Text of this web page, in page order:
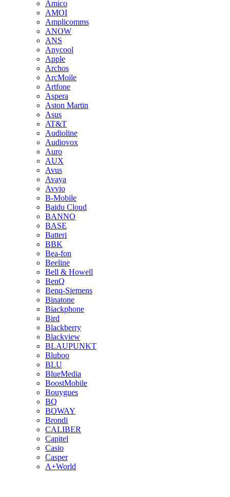
Amico
AMOI
Amplicomms
ANOW
ANS
Anycool
Apple
Archos
ArcMoile
Artfone
Aspera
Aston Martin
Asus
AT&T
Audioline
Audiovox
Auro
AUX
Avus
Avaya
Avvio
B-Mobile
Baidu Cloud
BANNO
BASE
Batteri
BBK
Bea-fon
Beeline
Bell & Howell
BenQ
Benq-Siemens
Binatone
Biackphone
Bird
Blackberry
Blackview
BLAUPUNKT
Bluboo
BLU
BlueMedia
BoostMobile
Bouygues
BQ
BOWAY
Brondi
CALIBER
Capitel
Casio
Casper
A+World